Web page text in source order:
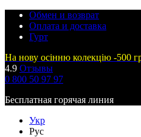
Обмен и возврат
Оплата и доставка
Гурт
На нову осінню колекцію -500
4.9 Отзывы
0 800 50 97 97
Бесплатная горячая линия
Укр
Рус